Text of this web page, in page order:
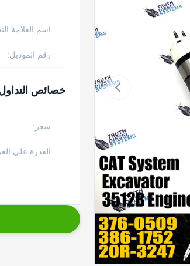
اسم العلامة
رقم الموديل:
خصائص
سعر:
القدرة على